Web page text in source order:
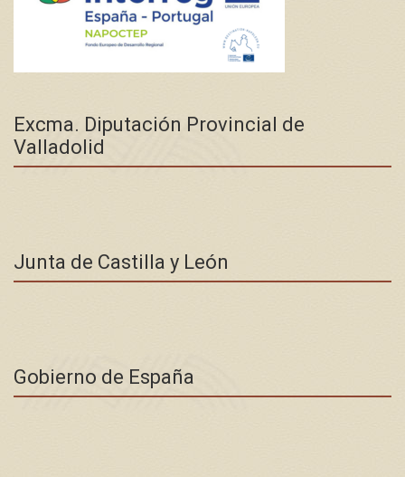
Excma. Diputación Provincial de
Valladolid
Junta de Castilla y León
Gobierno de España